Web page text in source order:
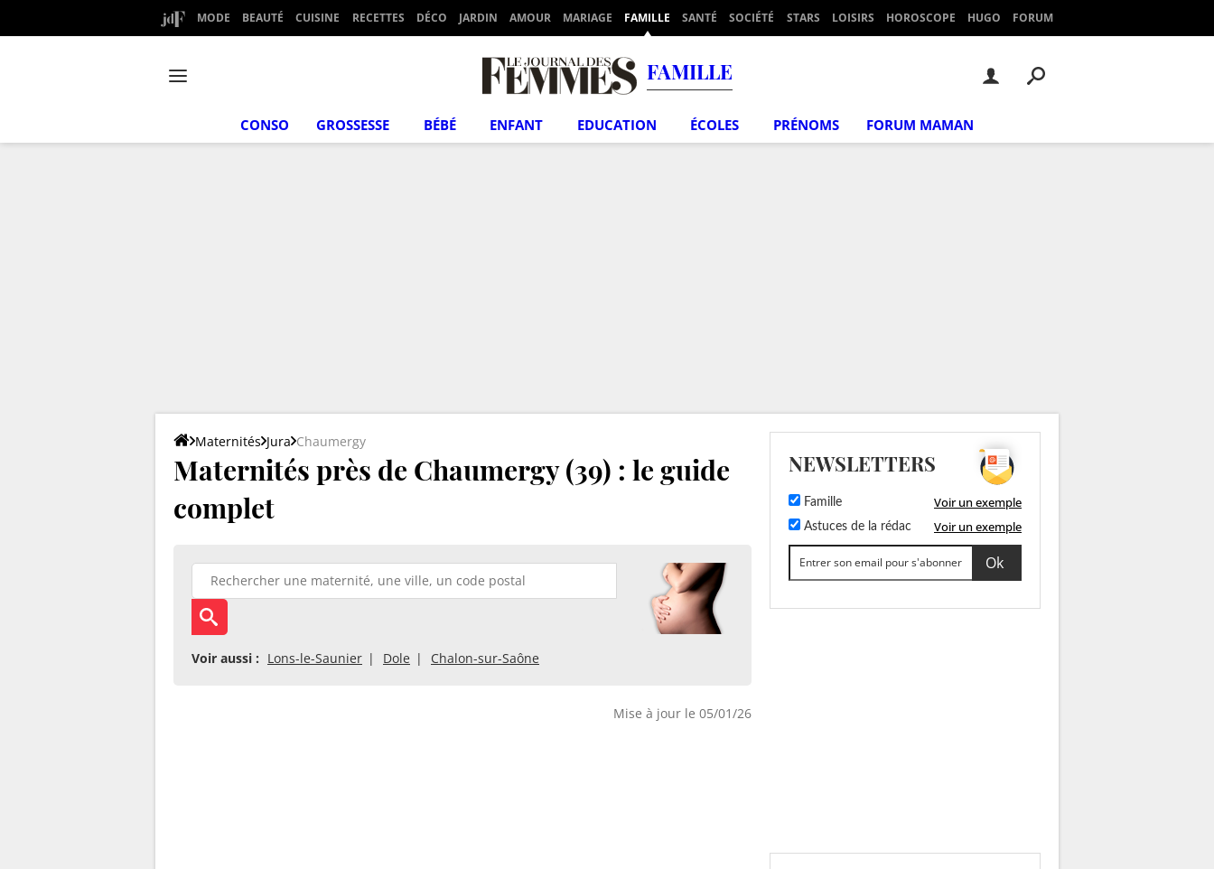
MODE BEAUTÉ CUISINE RECETTES DÉCO JARDIN AMOUR MARIAGE FAMILLE SANTÉ SOCIÉTÉ STARS LOISIRS HOROSCOPE HUGO FORUM
FAMILLE
CONSO GROSSESSE BÉBÉ ENFANT EDUCATION ÉCOLES PRÉNOMS FORUM MAMAN
Maternités Jura Chaumergy
Maternités près de Chaumergy (39) : le guide
complet
Voir aussi : Lons-le-Saunier Dole Chalon-sur-Saône
Mise à jour le 05/01/26
NEWSLETTERS
Famille Voir un exemple
Astuces de la rédac Voir un exemple